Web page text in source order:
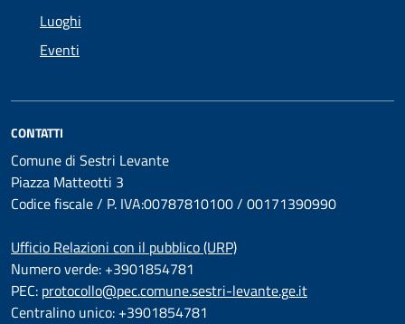
Luoghi
Eventi
CONTATTI
Comune di Sestri Levante
Piazza Matteotti 3
Codice fiscale / P. IVA:00787810100 / 00171390990
Ufficio Relazioni con il pubblico (URP)
Numero verde: +3901854781
PEC: protocollo@pec.comune.sestri-levante.ge.it
Centralino unico: +3901854781